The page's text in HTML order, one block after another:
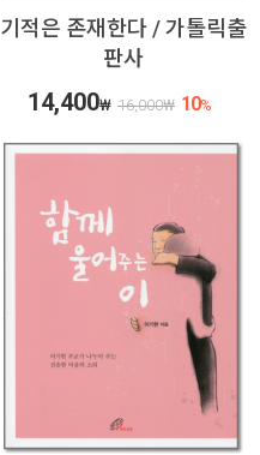
기적은 존재한다 / 가톨릭출
판사
14,400₩ 16,000₩ 10%